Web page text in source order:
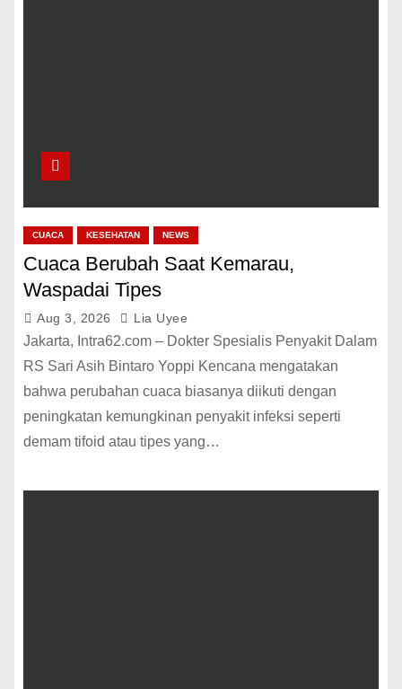
CUACA KESEHATAN NEWS
Cuaca Berubah Saat Kemarau,
Waspadai Tipes
Aug 3, 2026 Lia Uyee
Jakarta, Intra62.com – Dokter Spesialis Penyakit Dalam
RS Sari Asih Bintaro Yoppi Kencana mengatakan
bahwa perubahan cuaca biasanya diikuti dengan
peningkatan kemungkinan penyakit infeksi seperti
demam tifoid atau tipes yang…